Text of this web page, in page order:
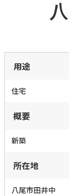
用途
住宅
概要
新築
所在地
八尾市田井中